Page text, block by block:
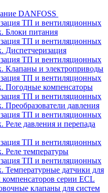
DANFOSS
ТП и вентиляционных
Блоки питания
ТП и вентиляционных
Диспетчеризация
ТП и вентиляционных
Клапаны и электроприводы
ТП и вентиляционных
Погодные компенсаторы
ТП и вентиляционных
Преобразователи давления
ТП и вентиляционных
Реле давления и перепада
ТП и вентиляционных
Реле температуры
ТП и вентиляционных
Температурные датчики для
серии ECL
клапаны для систем